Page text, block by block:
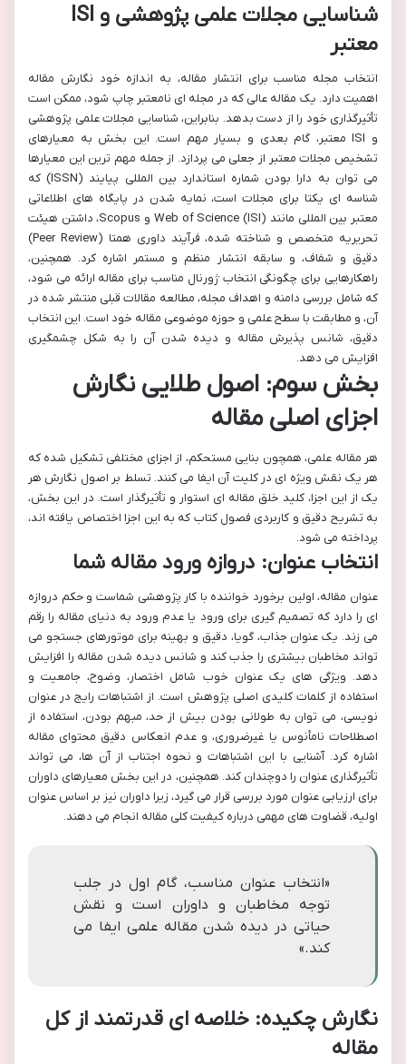
شناسایی مجلات علمی پژوهشی و ISI
معتبر
انتخاب مجله مناسب برای انتشار مقاله، به اندازه خود نگارش مقاله
اهمیت دارد. یک مقاله عالی که در مجله ای نامعتبر چاپ شود، ممکن است
تأثیرگذاری خود را از دست بدهد. بنابراین، شناسایی مجلات علمی پژوهشی
و ISI معتبر، گام بعدی و بسیار مهم است. این بخش به معیارهای
تشخیص مجلات معتبر از جعلی می پردازد. از جمله مهم ترین این معیارها
می توان به دارا بودن شماره استاندارد بین المللی پیایند (ISSN) که
شناسه ای یکتا برای مجلات است، نمایه شدن در پایگاه های اطلاعاتی
معتبر بین المللی مانند Web of Science (ISI) و Scopus، داشتن هیئت
تحریریه متخصص و شناخته شده، فرآیند داوری همتا (Peer Review)
دقیق و شفاف، و سابقه انتشار منظم و مستمر اشاره کرد. همچنین،
راهکارهایی برای چگونگی انتخاب ژورنال مناسب برای مقاله ارائه می شود،
که شامل بررسی دامنه و اهداف مجله، مطالعه مقالات قبلی منتشر شده در
آن، و مطابقت با سطح علمی و حوزه موضوعی مقاله خود است. این انتخاب
دقیق، شانس پذیرش مقاله و دیده شدن آن را به شکل چشمگیری
افزایش می دهد.
بخش سوم: اصول طلایی نگارش
اجزای اصلی مقاله
هر مقاله علمی، همچون بنایی مستحکم، از اجزای مختلفی تشکیل شده که
هر یک نقش ویژه ای در کلیت آن ایفا می کنند. تسلط بر اصول نگارش هر
یک از این اجزا، کلید خلق مقاله ای استوار و تأثیرگذار است. در این بخش،
به تشریح دقیق و کاربردی فصول کتاب که به این اجزا اختصاص یافته اند،
پرداخته می شود.
انتخاب عنوان: دروازه ورود مقاله شما
عنوان مقاله، اولین برخورد خواننده با کار پژوهشی شماست و حکم دروازه
ای را دارد که تصمیم گیری برای ورود یا عدم ورود به دنیای مقاله را رقم
می زند. یک عنوان جذاب، گویا، دقیق و بهینه برای موتورهای جستجو می
تواند مخاطبان بیشتری را جذب کند و شانس دیده شدن مقاله را افزایش
دهد. ویژگی های یک عنوان خوب شامل اختصار، وضوح، جامعیت و
استفاده از کلمات کلیدی اصلی پژوهش است. از اشتباهات رایج در عنوان
نویسی، می توان به طولانی بودن بیش از حد، مبهم بودن، استفاده از
اصطلاحات نامأنوس یا غیرضروری، و عدم انعکاس دقیق محتوای مقاله
اشاره کرد. آشنایی با این اشتباهات و نحوه اجتناب از آن ها، می تواند
تأثیرگذاری عنوان را دوچندان کند. همچنین، در این بخش معیارهای داوران
برای ارزیابی عنوان مورد بررسی قرار می گیرد، زیرا داوران نیز بر اساس عنوان
اولیه، قضاوت های مهمی درباره کیفیت کلی مقاله انجام می دهند.
«انتخاب عنوان مناسب، گام اول در جلب
توجه مخاطبان و داوران است و نقش
حیاتی در دیده شدن مقاله علمی ایفا می
کند.»
نگارش چکیده: خلاصه ای قدرتمند از کل
مقاله